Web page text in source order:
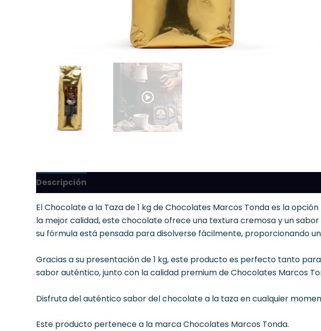
Descripción
El Chocolate a la Taza de 1 kg de Chocolates Marcos Tonda es la
la mejor calidad, este chocolate ofrece una textura cremosa y un
su fórmula está pensada para disolverse fácilmente, proporcionando
Gracias a su presentación de 1 kg, este producto es perfecto tanto
sabor auténtico, junto con la calidad premium de Chocolates Marcos
Disfruta del auténtico sabor del chocolate a la taza en cualquier
Este producto pertenece a la marcaChocolates Marcos Tonda.